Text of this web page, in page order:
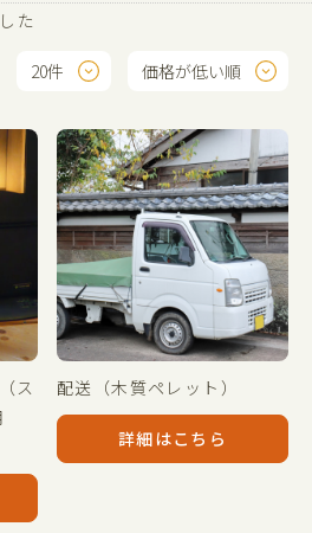
た
ス
配送（木質ペレット）
詳細はこちら